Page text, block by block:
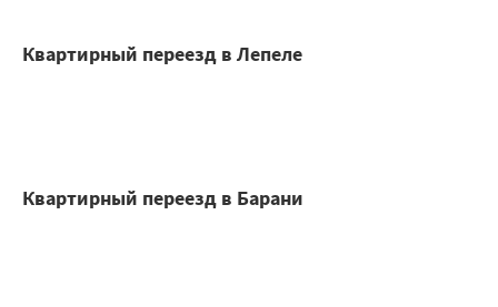
Квартирный переезд в Лепеле
Квартирный переезд в Барани